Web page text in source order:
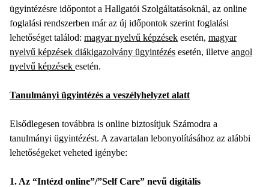
ügyintézésre időpontot a Hallgatói Szolgáltatásoknál, az online
foglalási rendszerben már az új időpontok szerint foglalási
lehetőséget találod: magyar nyelvű képzések esetén, magyar
nyelvű képzések diákigazolvány ügyintézés esetén, illetve angol
nyelvű képzések esetén.
Tanulmányi ügyintézés a veszélyhelyzet alatt
Elsődlegesen továbbra is online biztosítjuk Számodra a
tanulmányi ügyintézést. A zavartalan lebonyolításához az alábbi
lehetőségeket veheted igénybe:
1. Az “Intézd online”/”Self Care” nevű digitális